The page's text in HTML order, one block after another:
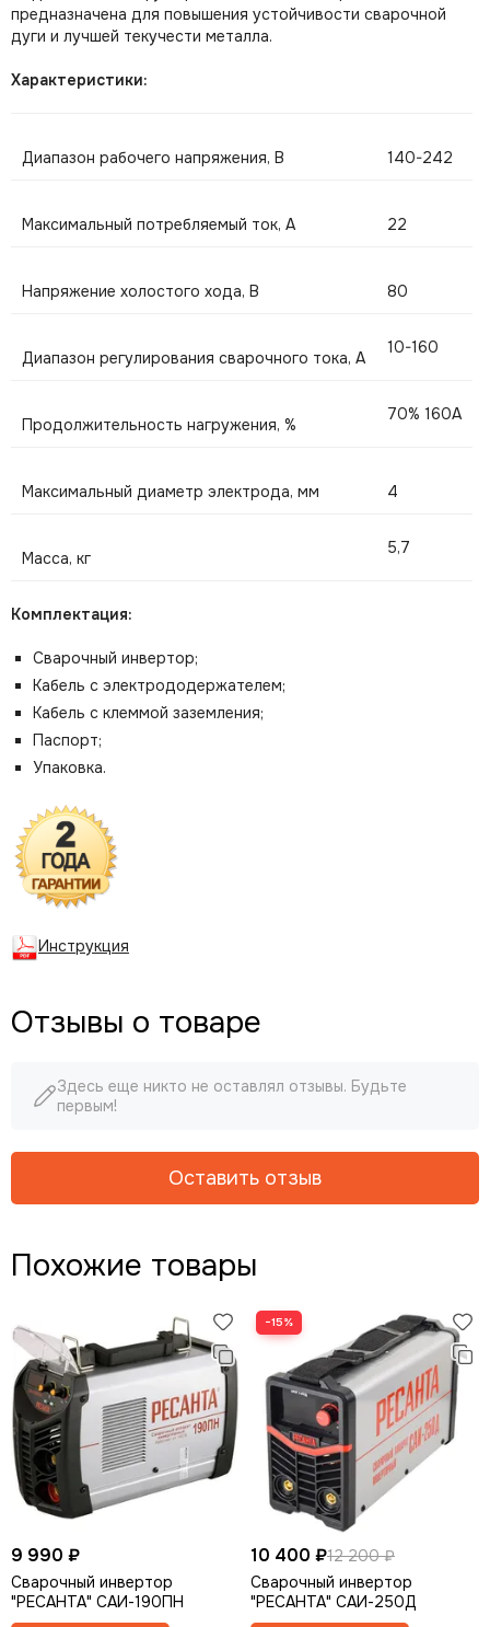
предназначена для повышения устойчивости сварочной
дуги и лучшей текучести металла.
Характеристики:
Диапазон рабочего напряжения, В 140-242
Максимальный потребляемый ток, А 22
Напряжение холостого хода, В 80
Диапазон регулирования сварочного тока, А
10-160
Продолжительность нагружения, %
70% 160A
Максимальный диаметр электрода, мм 4
Масса, кг
5,7
Комплектация:
Сварочный инвертор;
Кабель с электрододержателем;
Кабель с клеммой заземления;
Паспорт;
Упаковка.
Инструкция
Отзывы о товаре
Здесь еще никто не оставлял отзывы. Будьте
первым!
Оставить отзыв
Похожие товары
9 990 ₽
Сварочный инвертор
"РЕСАНТА" САИ-190ПН
−15%
10 400 ₽12 200 ₽
Сварочный инвертор
"РЕСАНТА" САИ-250Д